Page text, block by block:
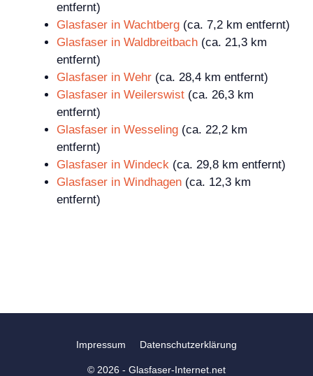
entfernt)
Glasfaser in Wachtberg (ca. 7,2 km entfernt)
Glasfaser in Waldbreitbach (ca. 21,3 km
entfernt)
Glasfaser in Wehr (ca. 28,4 km entfernt)
Glasfaser in Weilerswist (ca. 26,3 km
entfernt)
Glasfaser in Wesseling (ca. 22,2 km
entfernt)
Glasfaser in Windeck (ca. 29,8 km entfernt)
Glasfaser in Windhagen (ca. 12,3 km
entfernt)
Impressum Datenschutzerklärung
© 2026 - Glasfaser-Internet.net